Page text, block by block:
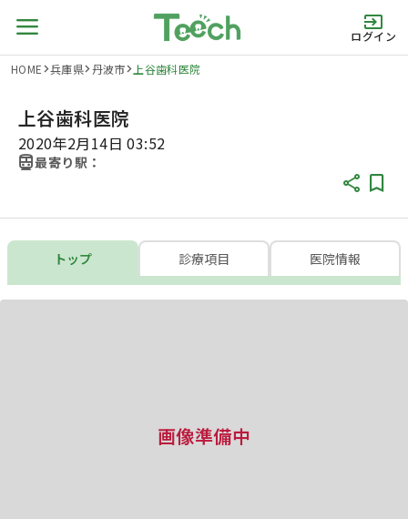
ログイン
HOME 兵庫県 丹波市 上谷歯科医院
上谷歯科医院
2020年2月14日 03:52
最寄り駅：
トップ 診療項目 医院情報
画像準備中